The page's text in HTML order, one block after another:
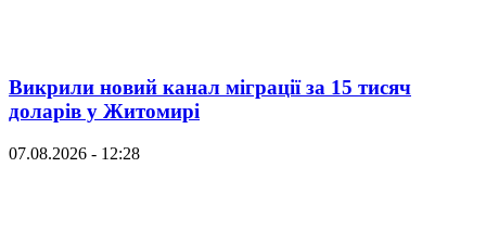
Викрили новий канал міграції за 15 тисяч
доларів у Житомирі
07.08.2026 - 12:28